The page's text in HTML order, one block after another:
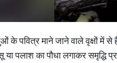
के पवित्र माने जाने वाले वृक्षों
पलाश का पौधा लगाकर